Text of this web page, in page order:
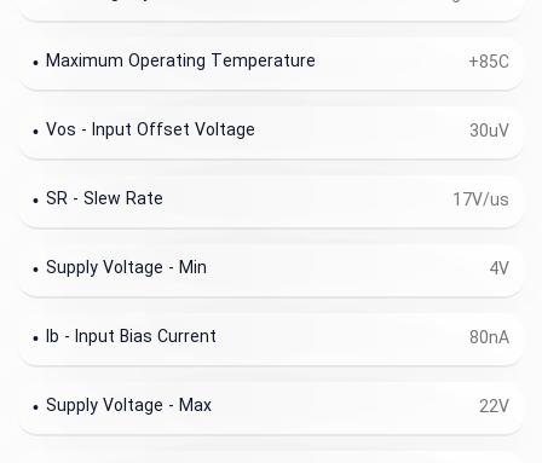
+85C
Maximum Operating Temperature
30uV
Vos - Input Offset Voltage
17V/us
SR - Slew Rate
4V
Supply Voltage - Min
80nA
Ib - Input Bias Current
22V
Supply Voltage - Max